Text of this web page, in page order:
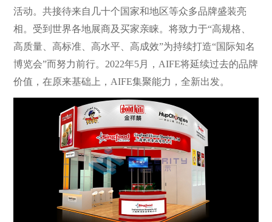
活动。共接待来自几十个国家和地区等众多品牌盛装亮
相。受到世界各地展商及买家亲睐。将致力于“高规格、
高质量、高标准、高水平、高成效”为持续打造“国际知名
博览会”而努力前行。2022年5月，AIFE将延续过去的品牌
价值，在原来基础上，AIFE集聚能力，全新出发。